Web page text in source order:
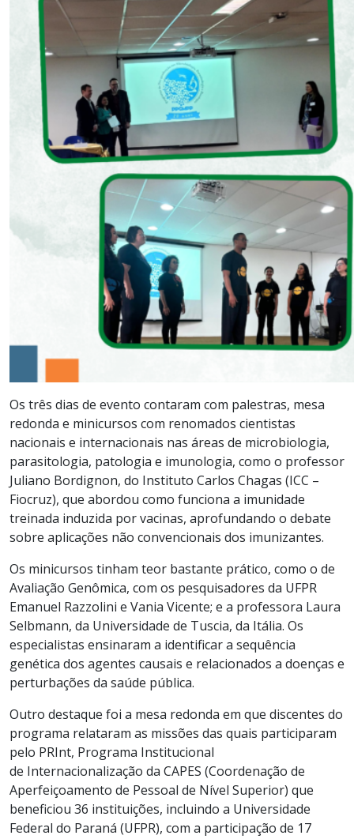
Os três dias de evento contaram com palestras, mesa
redonda e minicursos com renomados cientistas
nacionais e internacionais nas áreas de microbiologia,
parasitologia, patologia e imunologia, como o professor
Juliano Bordignon, do Instituto Carlos Chagas (ICC –
Fiocruz), que abordou como funciona a imunidade
treinada induzida por vacinas, aprofundando o debate
sobre aplicações não convencionais dos imunizantes.
Os minicursos tinham teor bastante prático, como o de
Avaliação Genômica, com os pesquisadores da UFPR
Emanuel Razzolini e Vania Vicente; e a professora Laura
Selbmann, da Universidade de Tuscia, da Itália. Os
especialistas ensinaram a identificar a sequência
genética dos agentes causais e relacionados a doenças e
perturbações da saúde pública.
Outro destaque foi a mesa redonda em que discentes do
programa relataram as missões das quais participaram
pelo PRInt, Programa Institucional
de Internacionalização da CAPES (Coordenação de
Aperfeiçoamento de Pessoal de Nível Superior) que
beneficiou 36 instituições, incluindo a Universidade
Federal do Paraná (UFPR), com a participação de 17